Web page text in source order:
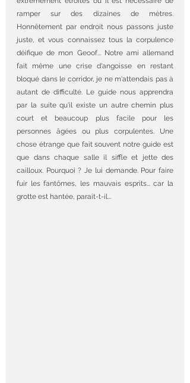
ramper sur des dizaines de mètres.
Honnêtement par endroit nous passons juste
juste, et vous connaissez tous la corpulence
déifique de mon Geoof... Notre ami allemand
fait même une crise d'angoisse en restant
bloqué dans le corridor, je ne m'attendais pas à
autant de difficulté. Le guide nous apprendra
par la suite qu'il existe un autre chemin plus
court et beaucoup plus facile pour les
personnes âgées ou plus corpulentes. Une
chose étrange que fait souvent notre guide est
que dans chaque salle il siffle et jette des
cailloux. Pourquoi ? Je lui demande. Pour faire
fuir les fantômes, les mauvais esprits... car la
grotte est hantée, parait-t-il...